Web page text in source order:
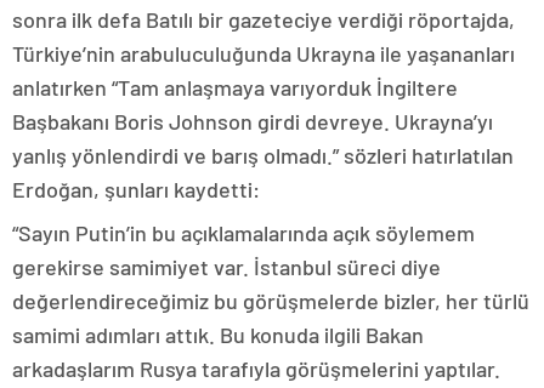
sonra ilk defa Batılı bir gazeteciye verdiği röportajda,
Türkiye’nin arabuluculuğunda Ukrayna ile yaşananları
anlatırken “Tam anlaşmaya varıyorduk İngiltere
Başbakanı Boris Johnson girdi devreye. Ukrayna’yı
yanlış yönlendirdi ve barış olmadı.” sözleri hatırlatılan
Erdoğan, şunları kaydetti:
“Sayın Putin’in bu açıklamalarında açık söylemem
gerekirse samimiyet var. İstanbul süreci diye
değerlendireceğimiz bu görüşmelerde bizler, her türlü
samimi adımları attık. Bu konuda ilgili Bakan
arkadaşlarım Rusya tarafıyla görüşmelerini yaptılar.